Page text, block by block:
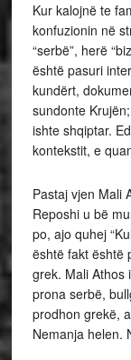
Kur kalojnë te
konfuzionin në
“serbë”, herë
është pasuri
kundërt,
sundonte
ishte shqiptar.
kontekstit, e
Pastaj vjen Mali
Reposhi u bë
po, ajo quhej
është fakt është
grek. Mali Athos
prona serbë,
prodhon grekë,
Nemanja helen.